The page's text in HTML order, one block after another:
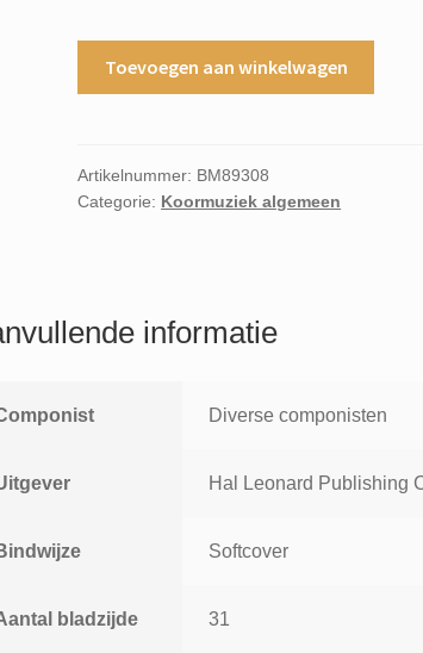
A
Medley
Arranged
Lojeski
Toevoegen aan winkelwagen
Artikelnummer: BM89308
Categorie: Koormuziek algemeen
informatie
Diverse componisten
Hal Leonard Publishing
Softcover
bladzijde 31